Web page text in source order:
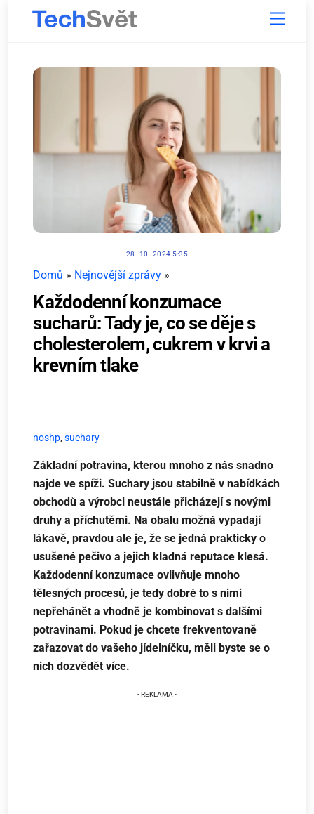
Menu
28. 10. 2024 5:35
Domů » Nejnovější zprávy »
Každodenní konzumace
sucharů: Tady je, co se děje s
cholesterolem, cukrem v krvi a
krevním tlake
noshp,suchary
Základní potravina, kterou mnoho z nás snadno
najde ve spíži. Suchary jsou stabilně v nabídkách
obchodů a výrobci neustále přicházejí s novými
druhy a příchutěmi. Na obalu možná vypadají
lákavě, pravdou ale je, že se jedná prakticky o
usušené pečivo a jejich kladná reputace klesá.
Každodenní konzumace ovlivňuje mnoho
tělesných procesů, je tedy dobré to s nimi
nepřehánět a vhodně je kombinovat s dalšími
potravinami. Pokud je chcete frekventovaně
zařazovat do vašeho jídelníčku, měli byste se o
nich dozvědět více.